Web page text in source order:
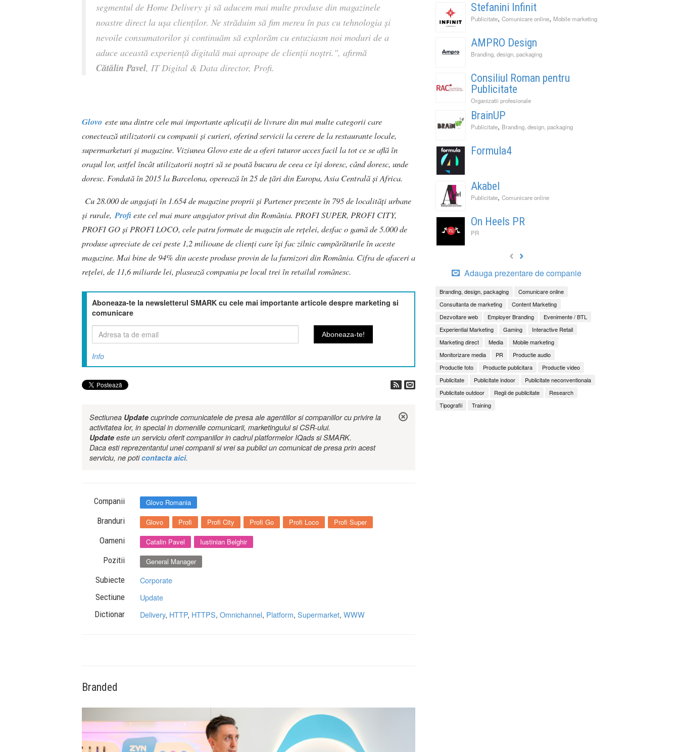
segmentul de Home Delivery și să aducem mai multe produse din magazinele
noastre direct la ușa clienților. Ne străduim să fim mereu în pas cu tehnologia și
nevoile consumatorilor și continuăm să explorăm cu entuziasm noi moduri de a
aduce această experiență digitală mai aproape de clienții noștri.", afirmă
Cătălin Pavel, IT Digital & Data director, Profi.
Glovo este una dintre cele mai importante aplicații de livrare din mai multe categorii care
conectează utilizatorii cu companii și curieri, oferind servicii la cerere de la restaurante locale,
supermarketuri și magazine. Viziunea Glovo este de a oferi tuturor acces facil la tot ce se află în
orașul lor, astfel încât utilizatorii noștri să se poată bucura de ceea ce își doresc, când doresc, unde
doresc. Fondată în 2015 la Barcelona, operează în 25 de țări din Europa, Asia Centrală și Africa.
Cu 28.000 de angajați în 1.654 de magazine proprii și Partener prezente în 795 de localități urbane
și rurale, Profieste cel mai mare angajator privat din România. PROFI SUPER, PROFI CITY,
PROFI GO și PROFI LOCO, cele patru formate de magazin ale rețelei, desfac o gamă de 5.000 de
produse apreciate de cei peste 1,2 milioane de clienți care își fac zilnic cumpărăturile în aceste
magazine. Mai bine de 94% din aceste produse provin de la furnizori din România. Cifra de afaceri a
rețelei, de 11,6 miliarde lei, plasează compania pe locul trei în retailul românesc.
Aboneaza-te la newsletterul SMARK cu cele mai importante articole despre marketing si
comunicare
Info
Sectiunea Update cuprinde comunicatele de presa ale agentiilor si companiilor cu privire la
activitatea lor, in special in domeniile comunicarii, marketingului si CSR-ului.
Update este un serviciu oferit companiilor in cadrul platformelor IQads si SMARK.
Daca esti reprezentantul unei companii si vrei sa publici un comunicat de presa prin acest
serviciu, ne poticontacta aici.
Companii Glovo Romania
Branduri Glovo Profi Profi City Profi Go Profi Loco Profi Super
Oameni Catalin Pavel Iustinian Belghir
Pozitii General Manager
Subiecte Corporate
Sectiune Update
Dictionar Delivery, HTTP, HTTPS, Omnichannel, Platform, Supermarket, WWW
Branded
Stefanini Infinit
Publicitate, Comunicare online, Mobile marketing
AMPRO Design
Branding, design, packaging
Consiliul Roman pentru
Publicitate
Organizatii profesionale
BrainUP
Publicitate, Branding, design, packaging
Formula4
Akabel
Publicitate, Comunicare online
On Heels PR
PR
Adauga prezentare de companie
Branding, design, packaging
Comunicare online
Consultanta de marketing
Content Marketing
Dezvoltare web
Employer Branding
Evenimente / BTL
Experiential Marketing
Gaming
Interactive Retail
Marketing direct
Media
Mobile marketing
Monitorizare media
PR
Productie audio
Productie foto
Productie publicitara
Productie video
Publicitate
Publicitate indoor
Publicitate neconventionala
Publicitate outdoor
Regii de publicitate
Research
Tipografii
Training